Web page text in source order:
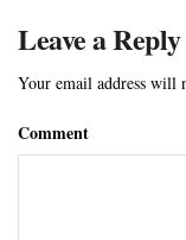
Leave a Reply
Your email address will
Comment